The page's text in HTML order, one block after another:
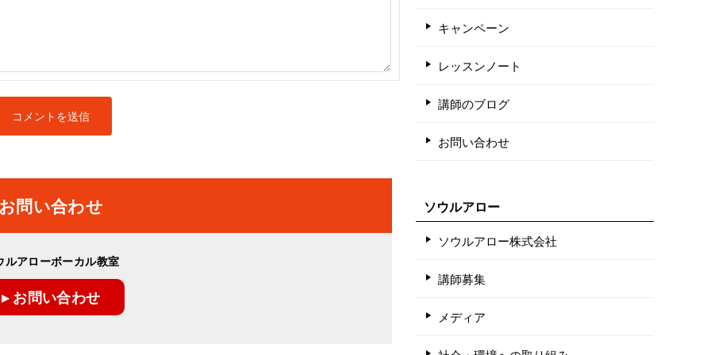
問い合わせ
ルアローボーカル教室
▸ お問い合わせ
キャンペーン
レッスンノート
講師のブログ
お問い合わせ
ソウルアロー
ソウルアロー株式会社
講師募集
メディア